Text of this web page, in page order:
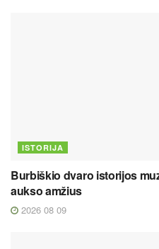
ISTORIJA
Burbiškio dvaro istorijos
aukso amžius
2026 08 09